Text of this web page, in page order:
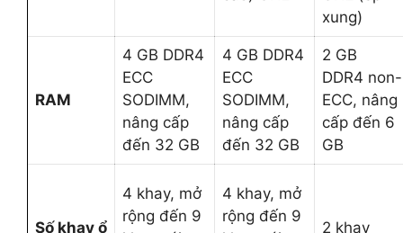
xung)
RAM
4 GB DDR4
ECC
SODIMM,
nâng cấp
đến 32 GB
4 GB DDR4
ECC
SODIMM,
nâng cấp
đến 32 GB
2 GB
DDR4 non-
ECC, nâng
cấp đến 6
GB
Số khay ổ
4 khay, mở
rộng đến 9
4 khay, mở
rộng đến 9
2 khay